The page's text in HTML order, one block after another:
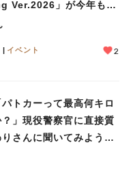
Ver.2026」が今年も開
学校」♪
イベント 2
パトカーって最高何キロ
」現役警察官に直接質
さんに聞いてみよう」
品開発プロジェクト